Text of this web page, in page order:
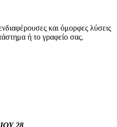
και όμορφες λύσεις
ή το γραφείο σας.
28